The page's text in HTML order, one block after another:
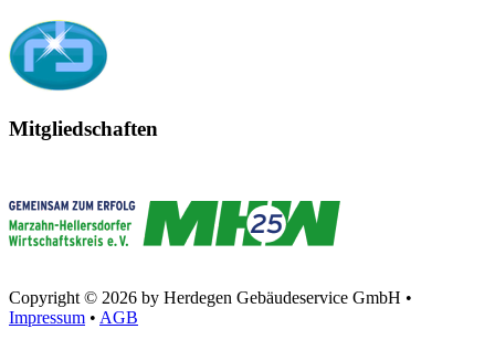
Mitgliedschaften
Copyright © 2026 by Herdegen Gebäudeservice GmbH •
Impressum • AGB